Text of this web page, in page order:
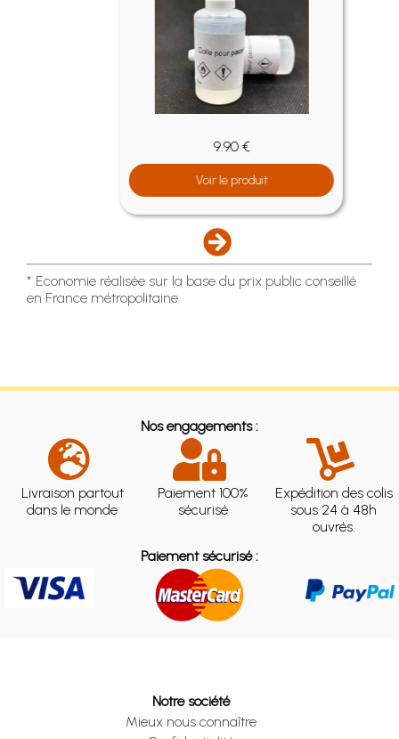
9.90 €
Voir le produit
* Economie réalisée sur la base du prix public conseillé
en France métropolitaine
Nos engagements :
Livraison partout
dans le monde
Paiement 100%
sécurisé
Expédition des colis
sous 24 à 48h
ouvrés.
Paiement sécurisé :
Notre société
Mieux nous connaître